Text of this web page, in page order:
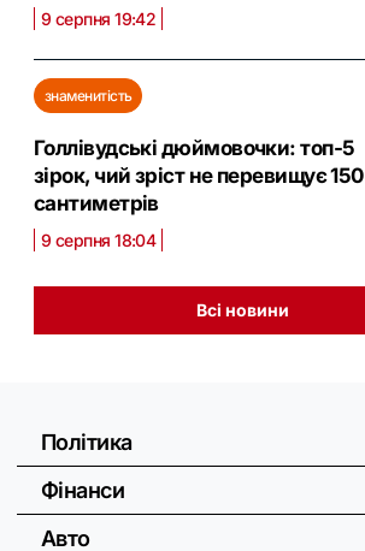
9 серпня 19:42
знаменитість
Голлівудські дюймовочки: топ-5
зірок, чий зріст не перевищує 150
сантиметрів
9 серпня 18:04
Всі новини
Політика
Фінанси
Авто